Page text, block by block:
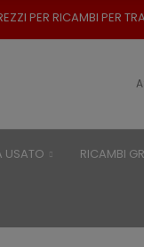
TRATTORI -
USATO RICAMBI